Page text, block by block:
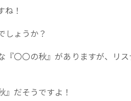
！
しょうか？
『〇〇の秋』がありますが、リ
だそうですよ！